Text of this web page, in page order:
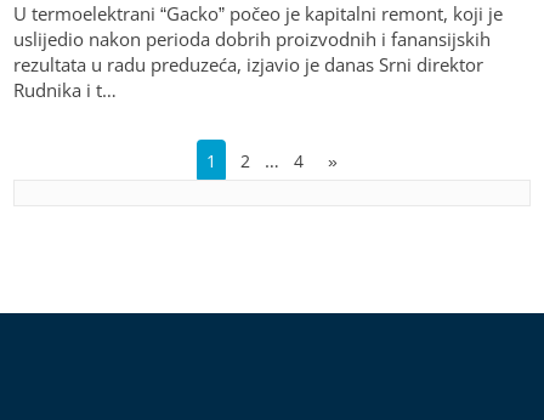
U termoelektrani “Gacko” počeo je kapitalni remont, koji je
uslijedio nakon perioda dobrih proizvodnih i fanansijskih
rezultata u radu preduzeća, izjavio je danas Srni direktor
Rudnika i t…
1 2 … 4 »